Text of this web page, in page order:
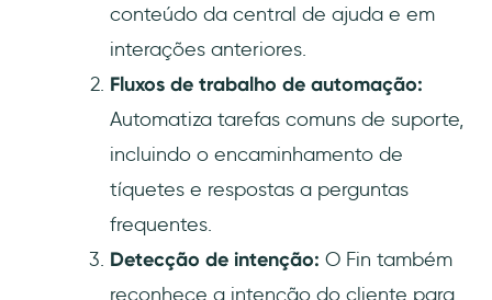
conteúdo da central de ajuda e em
interações anteriores.
Fluxos de trabalho de automação:
Automatiza tarefas comuns de suporte,
incluindo o encaminhamento de
tíquetes e respostas a perguntas
frequentes.
Detecção de intenção: O Fin também
reconhece a intenção do cliente para